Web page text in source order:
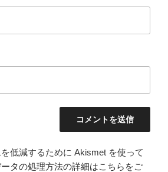
低減するために Akismet を使って
タの処理方法の詳細はこちらをご